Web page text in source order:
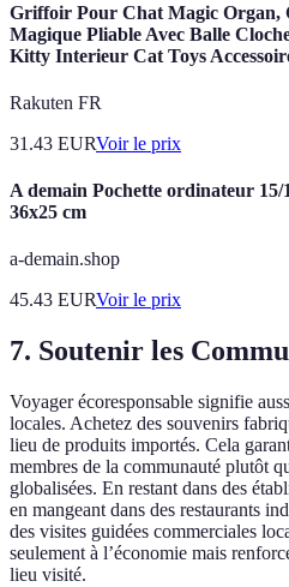
Griffoir Pour Chat Magic Organ,
Magique Pliable Avec Balle
Kitty Interieur Cat Toys
Rakuten FR
31.43 EURVoir le prix
A demain Pochette ordinateur
36x25 cm
a-demain.shop
45.43 EURVoir le prix
7. Soutenir les
Voyager écoresponsable signifie
locales. Achetez des souvenirs
lieu de produits importés. Cela
membres de la communauté plutôt
globalisées. En restant dans des
en mangeant dans des restaurants
des visites guidées commerciales
seulement à l’économie mais
lieu visité.